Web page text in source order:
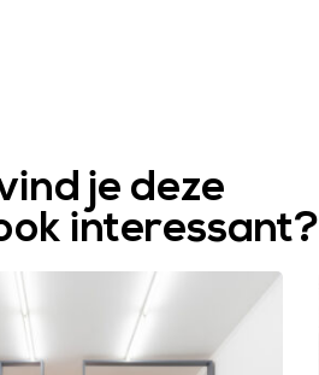
je deze
interessant?